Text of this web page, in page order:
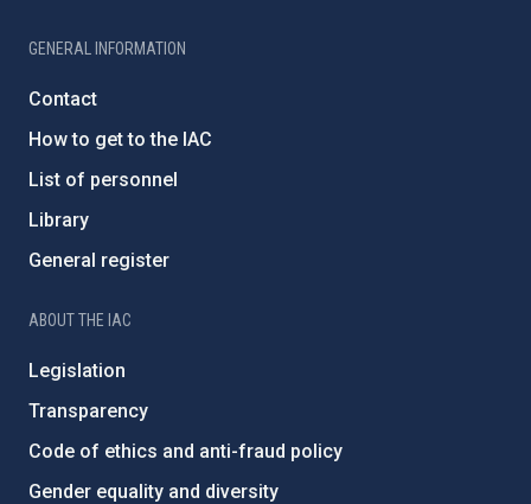
GENERAL INFORMATION
Contact
How to get to the IAC
List of personnel
Library
General register
ABOUT THE IAC
Legislation
Transparency
Code of ethics and anti-fraud policy
Gender equality and diversity